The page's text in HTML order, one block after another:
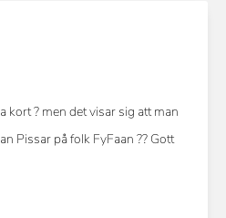
kort ? men det visar sig att man
Pissar på folk FyFaan ?? Gott